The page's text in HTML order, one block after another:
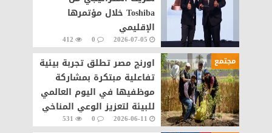
Toshiba خلال مؤتمرها
الإقليمي
2026-07-05
0
412
مجتمع
اورنچ مصر تطلق تجربة بيئية
تفاعلية مبتكرة بمشاركة
موظفيها في اليوم العالمي
للبيئة لتعزيز الوعي المناخي
2026-06-11
0
531